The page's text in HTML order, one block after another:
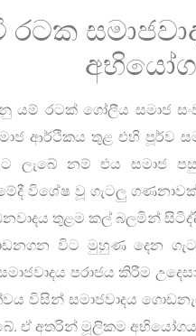
රටක
අභියෝග
යම් රටක් ගෝලීය සමාජ
ආර්ථිකය තුළ එහි පූර්ව
ලැබේ නම් එය සමාජ
විශේෂ වූ ගැටලු
තුළම කල් බලමින්
විට මුහුණ දෙන
පරාජය කිරීම
විසින් සමාජවාදය
ඒ අතරින් මූලිකම